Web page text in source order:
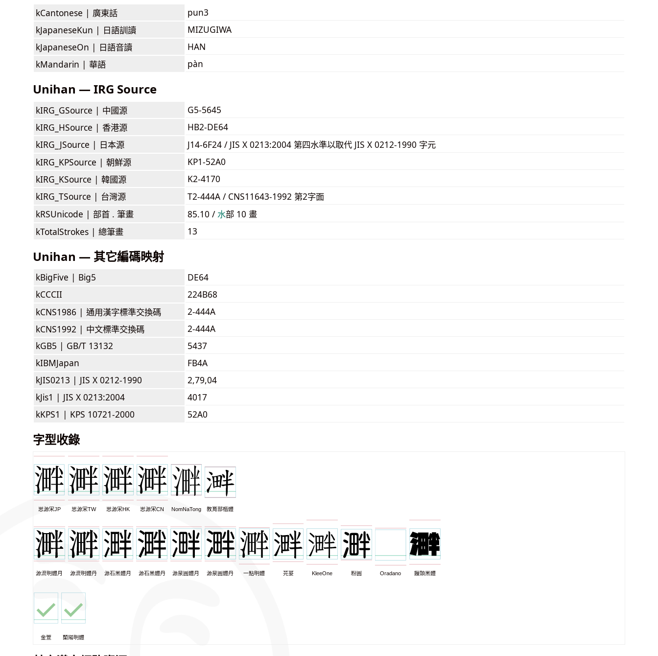
kCantonese | 廣東話
pun3
kJapaneseKun | 日語訓讀
MIZUGIWA
kJapaneseOn | 日語音讀
HAN
kMandarin | 華語 pàn
Unihan — IRG Source
kIRG_GSource | 中國源
G5-5645
kIRG_HSource | 香港源
HB2-DE64
kIRG_JSource | 日本源
J14-6F24 / JIS X 0213:2004 第四水準以取代 JIS X 0212-1990 字元
kIRG_KPSource | 朝鮮源
KP1-52A0
kIRG_KSource | 韓國源
K2-4170
kIRG_TSource | 台灣源
T2-444A / CNS11643-1992 第2字面
kRSUnicode | 部首 . 筆畫 85.10 / ⽔部 10 畫
kTotalStrokes | 總筆畫 13
Unihan — 其它編碼映射
kBigFive | Big5
DE64
kCCCII
224B68
kCNS1986 | 通用漢字標準交換碼
2-444A
kCNS1992 | 中文標準交換碼
2-444A
kGB5 | GB/T 13132
5437
kIBMJapan
FB4A
kJIS0213 | JIS X 0212-1990
2,79,04
kJis1 | JIS X 0213:2004
4017
kKPS1 | KPS 10721-2000 52A0
字型收錄
思源宋JP 思源宋TW 思源宋HK 思源宋CN NomNaTong 教育部楷體
源流明體月 源流明體丹 源石黑體月 源石黑體丹 源泉圓體月 源泉圓體丹 一點明體 芫荽 KleeOne 粉圓 Oradano 饅頭黑體
金萱 蘭陽明體